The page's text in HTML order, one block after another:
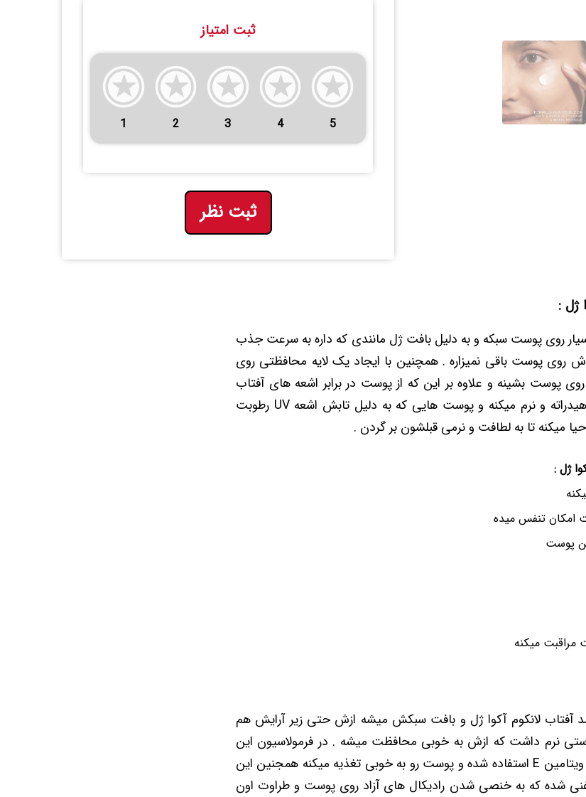
ثبت امتیاز
1 2 3 4 5
ثبت نظر
ژل :
روی پوست سبکه و به دلیل بافت ژل مانندی که داره به سرعت جذب
پوست باقی نمیزاره . همچنین با ایجاد یک لایه محافظتی روی
پوست بشینه و علاوه بر این که از پوست در برابر اشعه های آفتاب
محافظت میکنه پوست رو هیدراته و نرم میکنه و پوست هایی که به دلیل تابش اشعه UV رطوبت
میکنه تا به لطافت و نرمی قبلشون بر گردن .
ژل :
امکان تنفس میده
پوست
آفتاب لانکوم آکوا ژل و بافت سبکش میشه ازش حتی زیر آرایش هم
نرم داشت که ازش به خوبی محافظت میشه . در فرمولاسیون این
محصول از عصاره مورینگا و ویتامین E استفاده شده و پوست رو به خوبی تغذیه میکنه همجنین این
شده که به خنصی شدن رادیکال های آزاد روی پوست و طراوت اون